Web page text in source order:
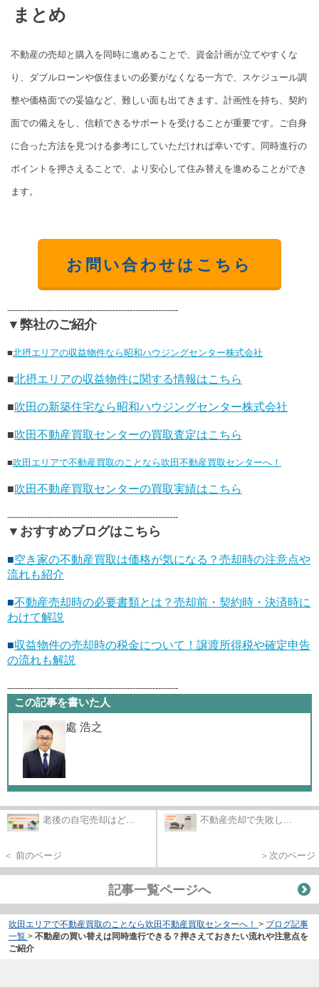
まとめ
不動産の売却と購入を同時に進めることで、資金計画が立てやすくな
り、ダブルローンや仮住まいの必要がなくなる一方で、スケジュール調
整や価格面での妥協など、難しい面も出てきます。計画性を持ち、契約
面での備えをし、信頼できるサポートを受けることが重要です。ご自身
に合った方法を見つける参考にしていただければ幸いです。同時進行の
ポイントを押さえることで、より安心して住み替えを進めることができ
ます。
お問い合わせはこちら
------------------------------------------------------------
▼弊社のご紹介
■北摂エリアの収益物件なら昭和ハウジングセンター株式会社
■北摂エリアの収益物件に関する情報はこちら
■吹田の新築住宅なら昭和ハウジングセンター株式会社
■吹田不動産買取センターの買取査定はこちら
■吹田エリアで不動産買取のことなら吹田不動産買取センターへ！
■吹田不動産買取センターの買取実績はこちら
------------------------------------------------------------
▼おすすめブログはこちら
■空き家の不動産買取は価格が気になる？売却時の注意点や
流れも紹介
■不動産売却時の必要書類とは？売却前・契約時・決済時に
わけて解説
■収益物件の売却時の税金について！譲渡所得税や確定申告
の流れも解説
------------------------------------------------------------
この記事を書いた人
處 浩之
老後の自宅売却はど...
＜ 前のページ
不動産売却で失敗し...
＞次のページ
記事一覧ページへ
吹田エリアで不動産買取のことなら吹田不動産買取センターへ！ > ブログ記事
一覧 > 不動産の買い替えは同時進行できる？押さえておきたい流れや注意点を
ご紹介